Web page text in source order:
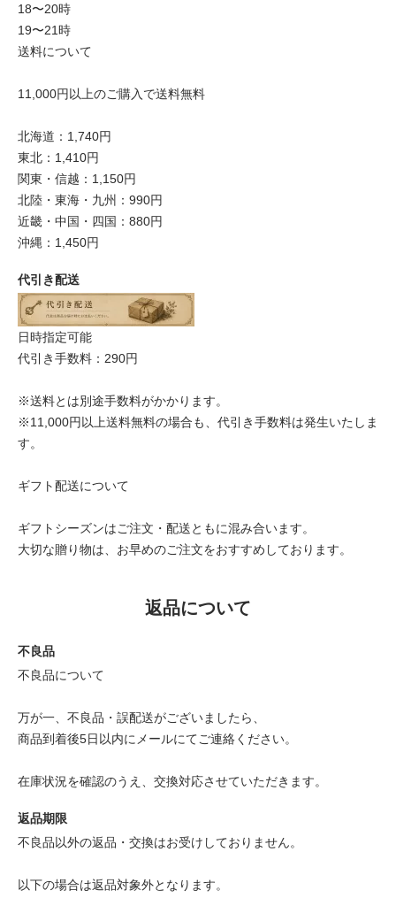
18〜20時
19〜21時
送料について
11,000円以上のご購入で送料無料
北海道：1,740円
東北：1,410円
関東・信越：1,150円
北陸・東海・九州：990円
近畿・中国・四国：880円
沖縄：1,450円
代引き配送
日時指定可能
代引き手数料：290円
※送料とは別途手数料がかかります。
※11,000円以上送料無料の場合も、代引き手数料は発生いたしま
す。
ギフト配送について
ギフトシーズンはご注文・配送ともに混み合います。
大切な贈り物は、お早めのご注文をおすすめしております。
返品について
不良品
不良品について
万が一、不良品・誤配送がございましたら、
商品到着後5日以内にメールにてご連絡ください。
在庫状況を確認のうえ、交換対応させていただきます。
返品期限
不良品以外の返品・交換はお受けしておりません。
以下の場合は返品対象外となります。